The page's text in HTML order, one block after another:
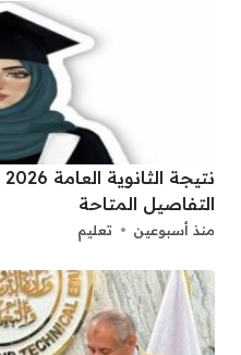
التفاصيل المتاحة
منذ أسبوعين تعليم